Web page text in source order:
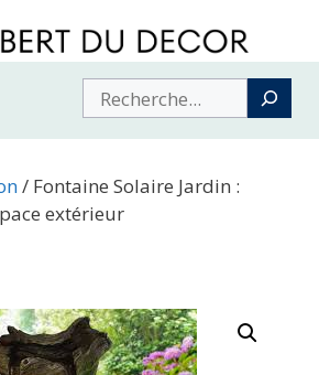
Buscar
/ Fontaine Solaire Jardin :
extérieur